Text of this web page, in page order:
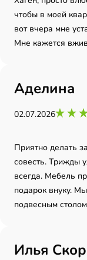
чтобы в моей
вот вчера мне
Мне кажется
Аделина
02.07.2026
Приятно делать
совесть. Трижды
всегда. Мебель
подарок внуку.
подвесным
Илья